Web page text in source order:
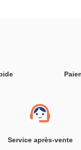
Service après-vente